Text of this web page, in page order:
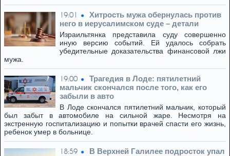
19:01
Хитрость мужа обернулась против
него в иерусалимском суде – детали
Израильтянка представила суду совершенно
иную версию событий. Ей удалось собрать
убедительные доказательства финансовой лжи
мужа.
19:00
Трагедия в Лоде: пятилетний
мальчик скончался после того, как его
забыли в авто
В Лоде скончался пятилетний мальчик, который
был забыт в автомобиле на сильной жаре. Несмотря на
экстренную госпитализацию и попытки врачей спасти его жизнь,
ребенок умер в больнице.
18:59
В Верхней Галилее подросток упал